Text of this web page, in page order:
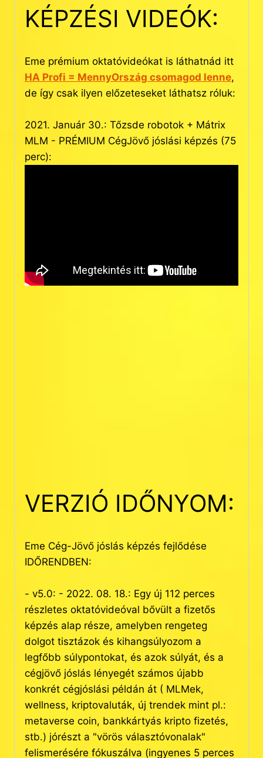
KÉPZÉSI VIDEÓK:
Eme prémium oktatóvideókat is láthatnád itt
HA Profi = MennyOrszág csomagod lenne,
de így csak ilyen előzeteseket láthatsz róluk:
2021. Január 30.: Tőzsde robotok + Mátrix
MLM - PRÉMIUM CégJövő jóslási képzés (75
perc):
VERZIÓ IDŐNYOM:
Eme Cég-Jövő jóslás képzés fejlődése
IDŐRENDBEN:
- v5.0: - 2022. 08. 18.: Egy új 112 perces
részletes oktatóvideóval bővült a fizetős
képzés alap része, amelyben rengeteg
dolgot tisztázok és kihangsúlyozom a
legfőbb súlypontokat, és azok súlyát, és a
cégjövő jóslás lényegét számos újabb
konkrét cégjóslási példán át ( MLMek,
wellness, kriptovaluták, új trendek mint pl.:
metaverse coin, bankkártyás kripto fizetés,
stb.) jórészt a "vörös választóvonalak"
felismerésére fókuszálva (ingyenes 5 perces